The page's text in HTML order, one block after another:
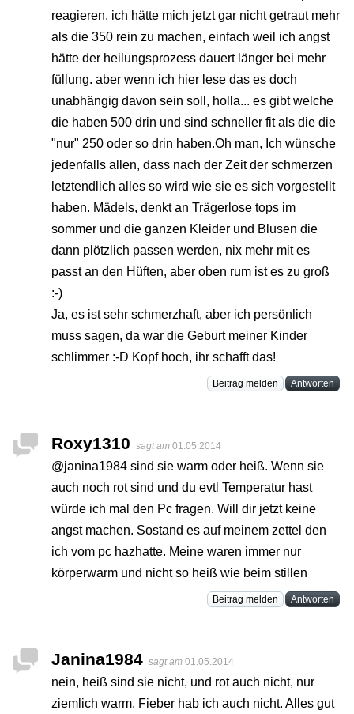
reagieren, ich hätte mich jetzt gar nicht getraut mehr
als die 350 rein zu machen, einfach weil ich angst
hätte der heilungsprozess dauert länger bei mehr
füllung. aber wenn ich hier lese das es doch
unabhängig davon sein soll, holla... es gibt welche
die haben 500 drin und sind schneller fit als die die
"nur" 250 oder so drin haben.Oh man, Ich wünsche
jedenfalls allen, dass nach der Zeit der schmerzen
letztendlich alles so wird wie sie es sich vorgestellt
haben. Mädels, denkt an Trägerlose tops im
sommer und die ganzen Kleider und Blusen die
dann plötzlich passen werden, nix mehr mit es
passt an den Hüften, aber oben rum ist es zu groß
:-)
Ja, es ist sehr schmerzhaft, aber ich persönlich
muss sagen, da war die Geburt meiner Kinder
schlimmer :-D Kopf hoch, ihr schafft das!
Beitrag melden Antworten
Roxy1310 sagt am 01.05.2014
@janina1984 sind sie warm oder heiß. Wenn sie
auch noch rot sind und du evtl Temperatur hast
würde ich mal den Pc fragen. Will dir jetzt keine
angst machen. Sostand es auf meinem zettel den
ich vom pc hazhatte. Meine waren immer nur
körperwarm und nicht so heiß wie beim stillen
Beitrag melden Antworten
Janina1984 sagt am 01.05.2014
nein, heiß sind sie nicht, und rot auch nicht, nur
ziemlich warm. Fieber hab ich auch nicht. Alles gut